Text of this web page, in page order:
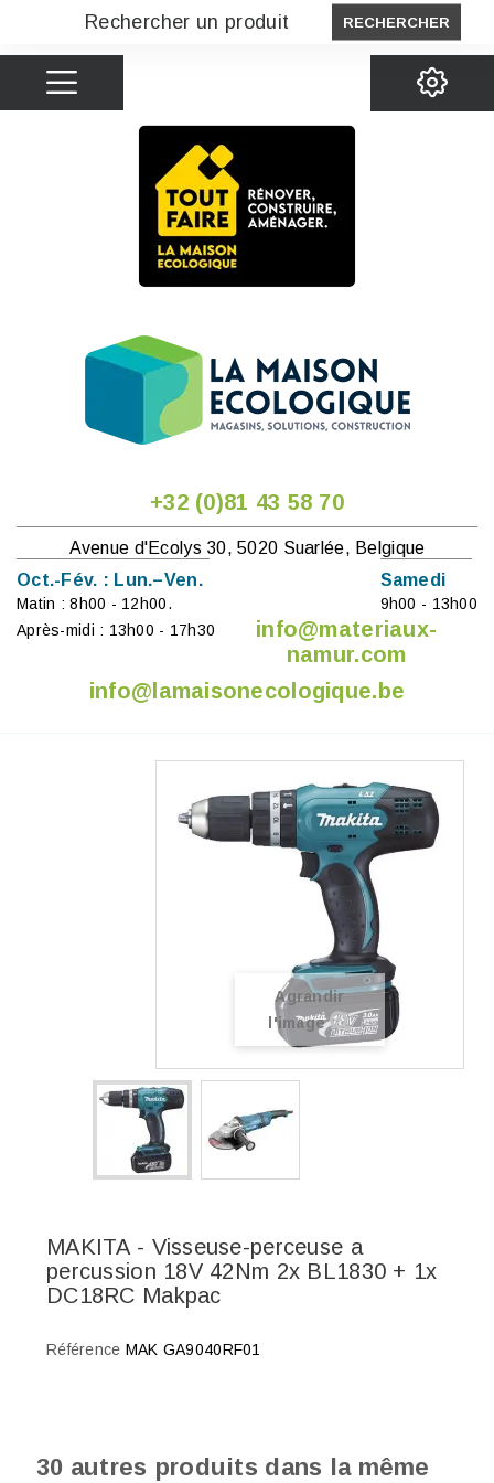
RECHERCHER
+32 (0)81 43 58 70
Avenue d'Ecolys 30, 5020 Suarlée, Belgique
Oct.-Fév. : Lun.–Ven.
Matin : 8h00 - 12h00.
Après-midi : 13h00 - 17h30
Samedi
9h00 - 13h00
info@materiaux-
namur.com
info@lamaisonecologique.be
Agrandir
l'image
MAKITA - Visseuse-perceuse a
percussion 18V 42Nm 2x BL1830 + 1x
DC18RC Makpac
Référence MAK GA9040RF01
30 autres produits dans la même